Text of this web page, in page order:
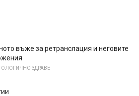
въже за ретранслация и неговите
ЗДРАВЕ